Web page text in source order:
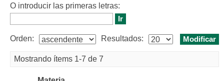
O introducir las primeras letras:
Orden: Resultados:
Mostrando ítems 1-7 de 7